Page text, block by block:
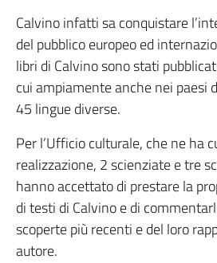
Calvino infatti sa conquistare
del pubblico europeo ed
libri di Calvino sono stati
cui ampiamente anche nei paesi
45 lingue diverse.
Per l’Ufficio culturale, che ne ha
realizzazione, 2 scienziate e tre
hanno accettato di prestare la
di testi di Calvino e di
scoperte più recenti e del loro
autore.